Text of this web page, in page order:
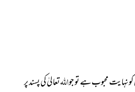
کو نہایتمحبوب ہے تو جواللہتعالیٰ کی پسند پر